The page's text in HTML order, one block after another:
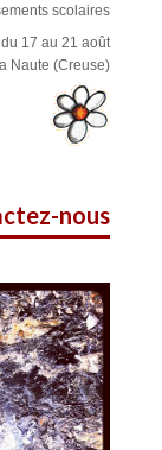
scolaires
17 au 21 août
Naute (Creuse)
nous